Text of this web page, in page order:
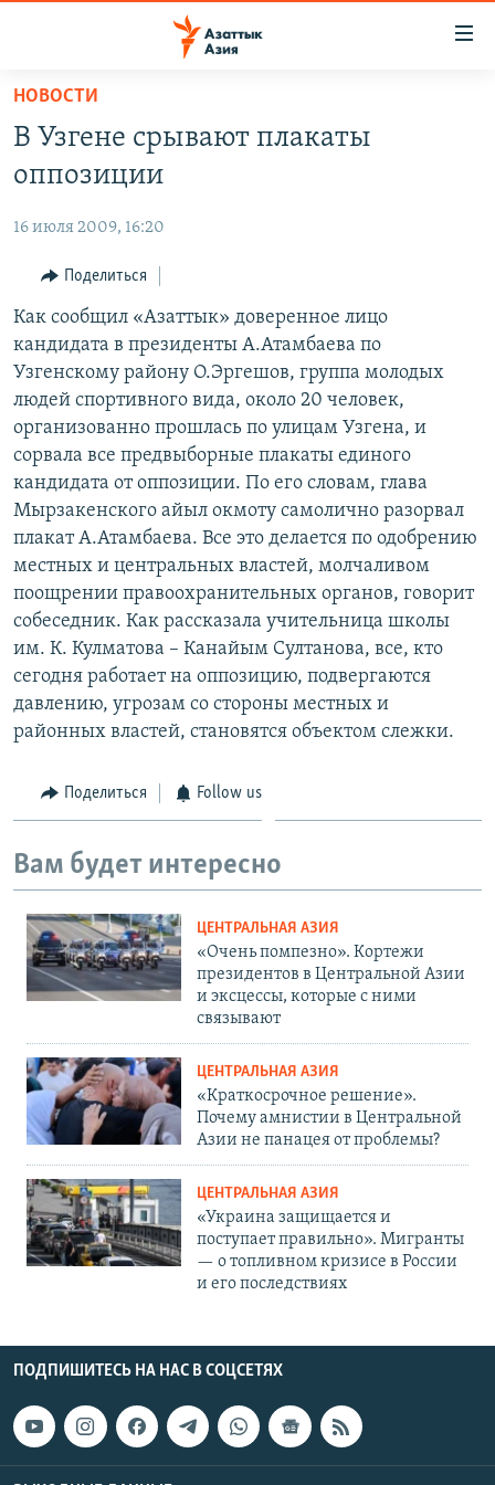
Вернуться
основному
содержанию
навигации
Вернутся
поиску
УЗБЕКИСТАН
ТАДЖИКИСТАН
НА ДРУГИХ ЯЗЫКАХ
ҚАЗАҚША
КЫРГЫЗЧА
ЎЗБЕКЧА
ТОҶИКӢ
TÜRKMENÇE
Все сайты РСЕ/РС
НОВОСТИ
В Узгене срывают плакаты
оппозиции
16 июля 2009, 16:20
Поделиться
Как сообщил «Азаттык» доверенное лицо
кандидата в президенты А.Атамбаева по
Узгенскому району О.Эргешов, группа молодых
людей спортивного вида, около 20 человек,
организованно прошлась по улицам Узгена, и
сорвала все предвыборные плакаты единого
кандидата от оппозиции. По его словам, глава
Мырзакенского айыл окмоту самолично разорвал
плакат А.Атамбаева. Все это делается по одобрению
местных и центральных властей, молчаливом
поощрении правоохранительных органов, говорит
собеседник. Как рассказала учительница школы
им. К. Кулматова – Канайым Султанова, все, кто
сегодня работает на оппозицию, подвергаются
давлению, угрозам со стороны местных и
районных властей, становятся объектом слежки.
Поделиться Follow us
Вам будет интересно
ЦЕНТРАЛЬНАЯ АЗИЯ
«Очень помпезно». Кортежи
президентов в Центральной Азии
и эксцессы, которые с ними
связывают
ЦЕНТРАЛЬНАЯ АЗИЯ
«Краткосрочное решение».
Почему амнистии в Центральной
Азии не панацея от проблемы?
ЦЕНТРАЛЬНАЯ АЗИЯ
«Украина защищается и
поступает правильно». Мигранты
— о топливном кризисе в России
и его последствиях
ПОДПИШИТЕСЬ НА НАС В СОЦСЕТЯХ